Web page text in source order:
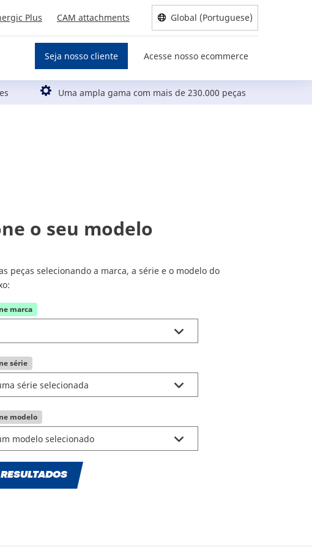
Plus CAM attachments Global (Portuguese)
Seja nosso cliente Acesse nosso ecommerce
Uma ampla gama com mais de 230.000 peças
o seu modelo
peças selecionando a marca, a série e o modelo do
marca
série
modelo